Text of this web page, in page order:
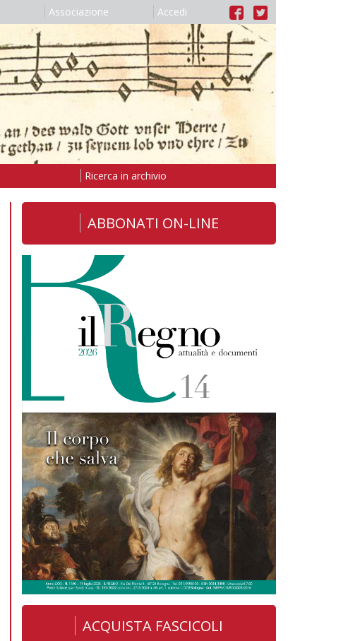
Associazione Accedi
Ricerca in archivio
ABBONATI ON-LINE
ACQUISTA FASCICOLI